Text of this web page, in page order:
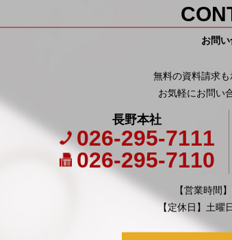
お問
無料の資料請求も
お気軽にお問い
長野本社
026-295-7111
026-295-7110
【営業時間
【定休日】土曜